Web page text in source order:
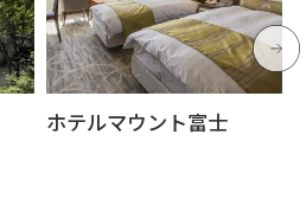
ホテルマウント富士